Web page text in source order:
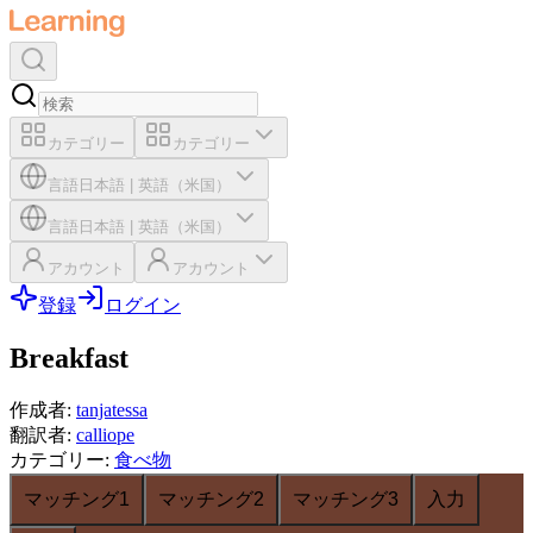
カテゴリー カテゴリー
言語 日本語 英語（米国）
言語 日本語 英語（米国）
アカウント アカウント
登録 ログイン
Breakfast
作成者: tanjatessa
翻訳者: calliope
カテゴリー: 食べ物
マッチング1
マッチング2 マッチング3 入力